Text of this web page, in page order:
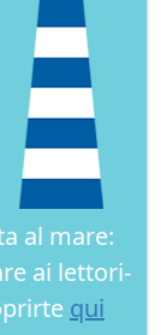
al mare:
ai lettori-
qui